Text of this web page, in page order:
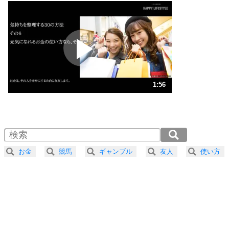
いらいらしない人になる30の方法
プラス思考
ポジティブになれない原因は、行動しないから。
ポジティブ思考になる30の方法
人生、なんとかなるもの。
気楽に生きる30の方法
4 器の大きい人は、怒りを優しさで表現する。
プラス思考
1:56
2.0倍速 （228KB 58秒）
2.5倍速 （183KB 46秒）
3.0倍速 （152KB 38秒）
お金 競馬 ギャンブル 友人 使い方